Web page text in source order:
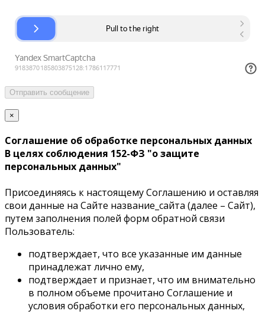
Отправить сообщение
×
Соглашение об обработке персональных данных
В целях соблюдения 152-ФЗ "о защите
персональных данных"
Присоединяясь к настоящему Соглашению и оставляя
свои данные на Сайте название_сайта (далее – Сайт),
путем заполнения полей форм обратной связи
Пользователь:
подтверждает, что все указанные им данные
принадлежат лично ему,
подтверждает и признает, что им внимательно
в полном объеме прочитано Соглашение и
условия обработки его персональных данных,